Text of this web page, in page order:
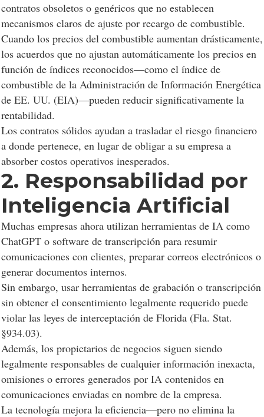
contratos obsoletos o genéricos que no establecen
mecanismos claros de ajuste por recargo de combustible.
Cuando los precios del combustible aumentan drásticamente,
los acuerdos que no ajustan automáticamente los precios en
función de índices reconocidos—como el índice de
combustible de la Administración de Información Energética
de EE. UU. (EIA)—pueden reducir significativamente la
rentabilidad.
Los contratos sólidos ayudan a trasladar el riesgo financiero
a donde pertenece, en lugar de obligar a su empresa a
absorber costos operativos inesperados.
2. Responsabilidad por
Inteligencia Artificial
Muchas empresas ahora utilizan herramientas de IA como
ChatGPT o software de transcripción para resumir
comunicaciones con clientes, preparar correos electrónicos o
generar documentos internos.
Sin embargo, usar herramientas de grabación o transcripción
sin obtener el consentimiento legalmente requerido puede
violar las leyes de interceptación de Florida (Fla. Stat.
§934.03).
Además, los propietarios de negocios siguen siendo
legalmente responsables de cualquier información inexacta,
omisiones o errores generados por IA contenidos en
comunicaciones enviadas en nombre de la empresa.
La tecnología mejora la eficiencia—pero no elimina la